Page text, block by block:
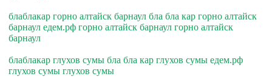
блаблакар горно алтайск барнаул бла бла кар горно алтайск
барнаул едем.рф горно алтайск барнаул горно алтайск
барнаул
блаблакар глухов сумы бла бла кар глухов сумы едем.рф
глухов сумы глухов сумы